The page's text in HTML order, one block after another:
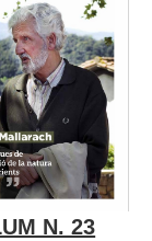
N. 23